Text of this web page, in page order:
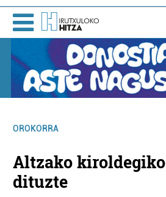
OROKORRA
Altzako
dituzte